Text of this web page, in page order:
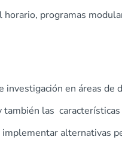
programas
en áreas de
también las
alternativas